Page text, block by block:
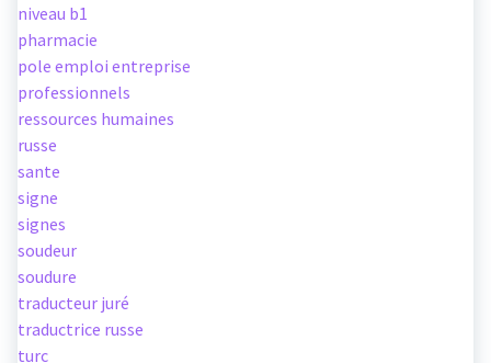
niveau b1
pharmacie
pole emploi entreprise
professionnels
ressources humaines
russe
sante
signe
signes
soudeur
soudure
traducteur juré
traductrice russe
turc